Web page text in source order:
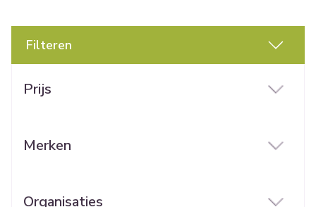
Filteren
Prijs
Merken
Organisaties